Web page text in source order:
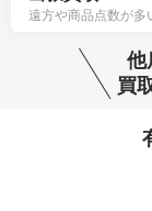
遠方や商品点数が多
他
買